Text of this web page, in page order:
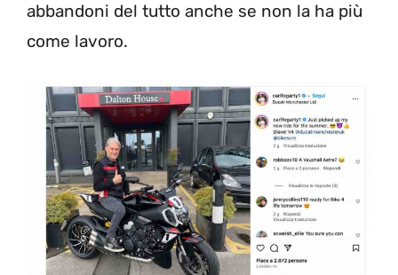
abbandoni del tutto anche se non la ha più
come lavoro.